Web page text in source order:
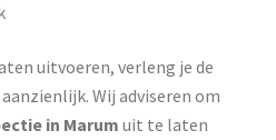
uitvoeren, verleng je de
Wij adviseren om
in Marum uit te laten